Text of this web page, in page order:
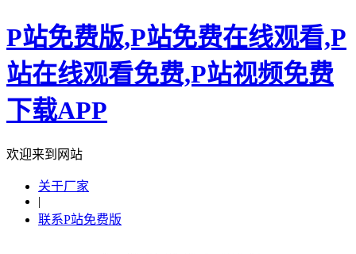
P站免费版,P站免费在线观看,P
站在线观看免费,P站视频免费
下载APP
欢迎来到网站
关于厂家
|
联系P站免费版